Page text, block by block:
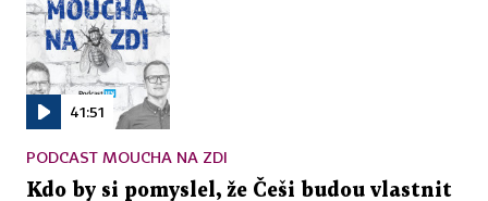
41:51
PODCAST MOUCHA NA ZDI
Kdo by si pomyslel, že Češi budou vlastnit